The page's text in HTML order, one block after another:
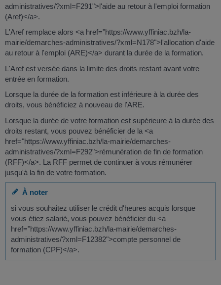
administratives/?xml=F291">l'aide au retour à l'emploi formation
(Aref)</a>.
L'Aref remplace alors <a href="https://www.yffiniac.bzh/la-
mairie/demarches-administratives/?xml=N178">l'allocation d'aide
au retour à l'emploi (ARE)</a> durant la durée de la formation.
L'Aref est versée dans la limite des droits restant avant votre
entrée en formation.
Lorsque la durée de la formation est inférieure à la durée des
droits, vous bénéficiez à nouveau de l'ARE.
Lorsque la durée de votre formation est supérieure à la durée des
droits restant, vous pouvez bénéficier de la <a
href="https://www.yffiniac.bzh/la-mairie/demarches-
administratives/?xml=F292">rémunération de fin de formation
(RFF)</a>. La RFF permet de continuer à vous rémunérer
jusqu'à la fin de votre formation.
À noter
si vous souhaitez utiliser le crédit d'heures acquis lorsque
vous étiez salarié, vous pouvez bénéficier du <a
href="https://www.yffiniac.bzh/la-mairie/demarches-
administratives/?xml=F12382">compte personnel de
formation (CPF)</a>.